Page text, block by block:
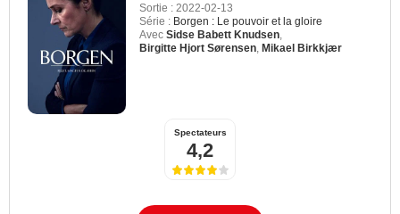
Sortie : 2022-02-13
Série : Borgen : Le pouvoir et la gloire
Avec Sidse Babett Knudsen
Birgitte Hjort Sørensen Mikael Birkkjær
Spectateurs
4,2